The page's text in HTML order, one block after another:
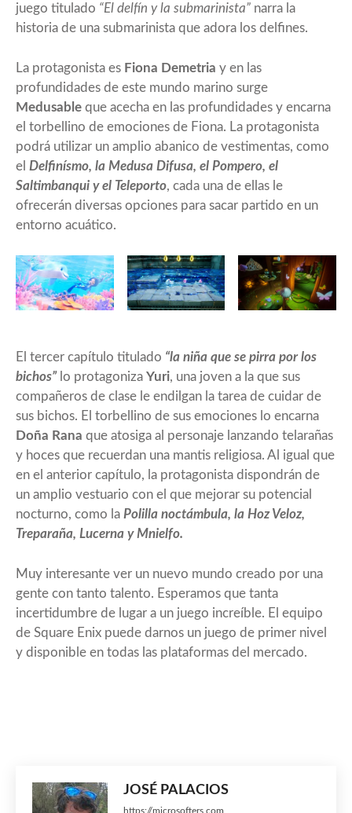
juego titulado “El delfín y la submarinista” narra la
historia de una submarinista que adora los delfines.
La protagonista es Fiona Demetria y en las
profundidades de este mundo marino surge
Medusable que acecha en las profundidades y encarna
el torbellino de emociones de Fiona. La protagonista
podrá utilizar un amplio abanico de vestimentas, como
el Delfinísmo, la Medusa Difusa, el Pompero, el
Saltimbanqui y el Teleporto, cada una de ellas le
ofrecerán diversas opciones para sacar partido en un
entorno acuático.
El tercer capítulo titulado “la niña que se pirra por los
bichos” lo protagoniza Yuri, una joven a la que sus
compañeros de clase le endilgan la tarea de cuidar de
sus bichos. El torbellino de sus emociones lo encarna
Doña Rana que atosiga al personaje lanzando telarañas
y hoces que recuerdan una mantis religiosa. Al igual que
en el anterior capítulo, la protagonista dispondrán de
un amplio vestuario con el que mejorar su potencial
nocturno, como la Polilla noctámbula, la Hoz Veloz,
Treparaña, Lucerna y Mnielfo.
Muy interesante ver un nuevo mundo creado por una
gente con tanto talento. Esperamos que tanta
incertidumbre de lugar a un juego increíble. El equipo
de Square Enix puede darnos un juego de primer nivel
y disponible en todas las plataformas del mercado.
JOSÉ PALACIOS
https://microsofters.com